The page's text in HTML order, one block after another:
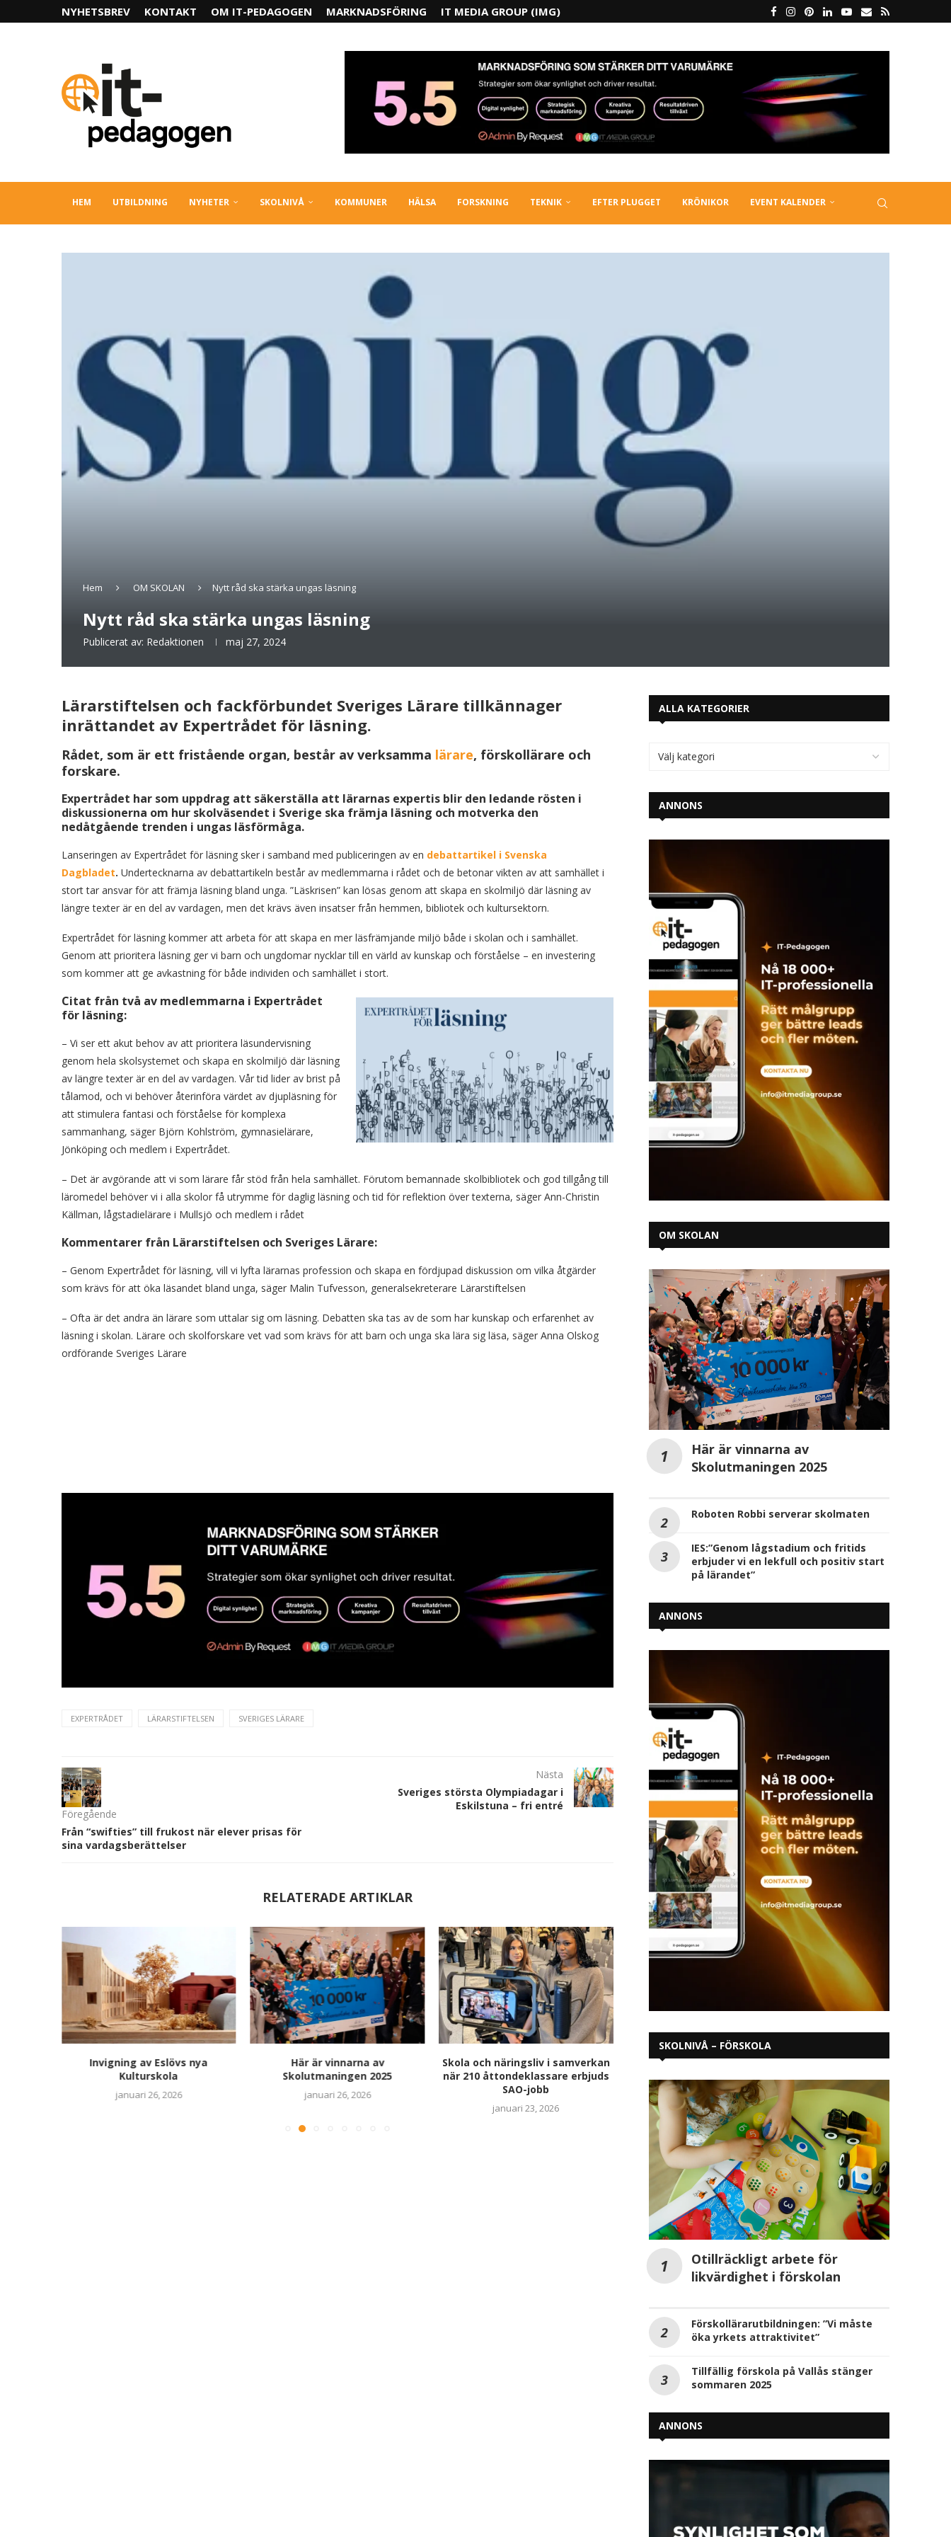
NYHETSBREV KONTAKT OM IT-PEDAGOGEN MARKNADSFÖRING IT MEDIA GROUP (IMG)
HEM UTBILDNING NYHETER SKOLNIVÅ KOMMUNER HÄLSA FORSKNING TEKNIK EFTER PLUGGET KRÖNIKOR EVENT KALENDER
Hem OM SKOLAN Nytt råd ska stärka ungas läsning
Nytt råd ska stärka ungas läsning
Publicerat av: Redaktionen maj 27, 2024
Lärarstiftelsen och fackförbundet Sveriges Lärare tillkännager
inrättandet av Expertrådet för läsning.
Rådet, som är ett fristående organ, består av verksamma lärare, förskollärare och
forskare.
Expertrådet har som uppdrag att säkerställa att lärarnas expertis blir den ledande rösten i
diskussionerna om hur skolväsendet i Sverige ska främja läsning och motverka den
nedåtgående trenden i ungas läsförmåga.
Lanseringen av Expertrådet för läsning sker i samband med publiceringen av en debattartikel i Svenska
Dagbladet. Undertecknarna av debattartikeln består av medlemmarna i rådet och de betonar vikten av att samhället i
stort tar ansvar för att främja läsning bland unga. ”Läskrisen” kan lösas genom att skapa en skolmiljö där läsning av
längre texter är en del av vardagen, men det krävs även insatser från hemmen, bibliotek och kultursektorn.
Expertrådet för läsning kommer att arbeta för att skapa en mer läsfrämjande miljö både i skolan och i samhället.
Genom att prioritera läsning ger vi barn och ungdomar nycklar till en värld av kunskap och förståelse – en investering
som kommer att ge avkastning för både individen och samhället i stort.
Citat från två av medlemmarna i Expertrådet
för läsning:
– Vi ser ett akut behov av att prioritera läsundervisning
genom hela skolsystemet och skapa en skolmiljö där läsning
av längre texter är en del av vardagen. Vår tid lider av brist på
tålamod, och vi behöver återinföra värdet av djupläsning för
att stimulera fantasi och förståelse för komplexa
sammanhang, säger Björn Kohlström, gymnasielärare,
Jönköping och medlem i Expertrådet.
– Det är avgörande att vi som lärare får stöd från hela samhället. Förutom bemannade skolbibliotek och god tillgång till
läromedel behöver vi i alla skolor få utrymme för daglig läsning och tid för reflektion över texterna, säger Ann-Christin
Källman, lågstadielärare i Mullsjö och medlem i rådet
Kommentarer från Lärarstiftelsen och Sveriges Lärare:
– Genom Expertrådet för läsning, vill vi lyfta lärarnas profession och skapa en fördjupad diskussion om vilka åtgärder
som krävs för att öka läsandet bland unga, säger Malin Tufvesson, generalsekreterare Lärarstiftelsen
– Ofta är det andra än lärare som uttalar sig om läsning. Debatten ska tas av de som har kunskap och erfarenhet av
läsning i skolan. Lärare och skolforskare vet vad som krävs för att barn och unga ska lära sig läsa, säger Anna Olskog
ordförande Sveriges Lärare
EXPERTRÅDET LÄRARSTIFTELSEN SVERIGES LÄRARE
Föregående
Från “swifties” till frukost när elever prisas för
sina vardagsberättelser
Nästa
Sveriges största Olympiadagar i
Eskilstuna – fri entré
RELATERADE ARTIKLAR
Invigning av Eslövs nya
Kulturskola
januari 26, 2026
Här är vinnarna av
Skolutmaningen 2025
januari 26, 2026
Skola och näringsliv i samverkan
när 210 åttondeklassare erbjuds
SAO-jobb
januari 23, 2026
Dags att önska skola inför
januari 19, 2026
Barns rättigheter i
oktober 30, 2025
ALLA KATEGORIER
ANNONS
OM SKOLAN
Här är vinnarna av
Skolutmaningen 2025
Roboten Robbi serverar skolmaten
IES:”Genom lågstadium och fritids
erbjuder vi en lekfull och positiv start
på lärandet”
ANNONS
SKOLNIVÅ – FÖRSKOLA
Otillräckligt arbete för
likvärdighet i förskolan
Förskollärarutbildningen: ”Vi måste
öka yrkets attraktivitet”
Tillfällig förskola på Vallås stänger
sommaren 2025
ANNONS